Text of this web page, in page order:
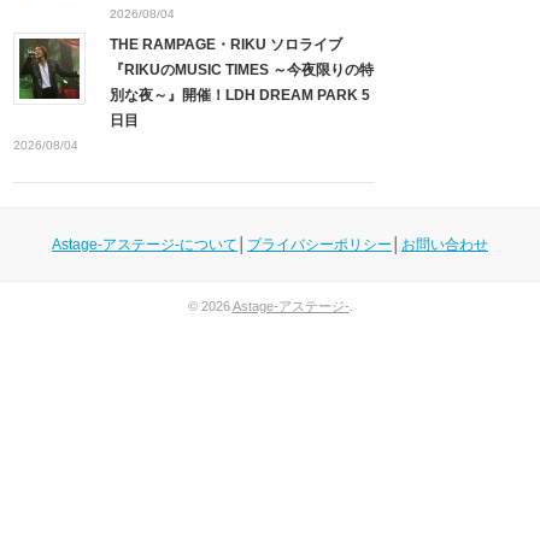
2026/08/04
THE RAMPAGE・RIKU ソロライブ
『RIKUのMUSIC TIMES ～今夜限りの特
別な夜～』開催！LDH DREAM PARK 5
日目
2026/08/04
Astage-アステージ-について プライバシーポリシー お問い合わせ
© 2026Astage-アステージ-